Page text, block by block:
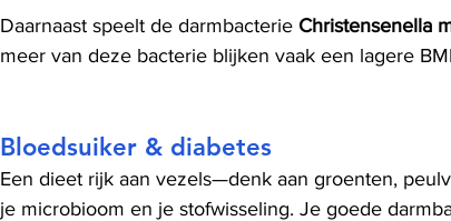
Daarnaast speelt de darmbacterie Christensenella
meer van deze bacterie blijken vaak een lagere
Bloedsuiker & diabetes
Een dieet rijk aan vezels—denk aan groenten,
je microbioom en je stofwisseling. Je goede